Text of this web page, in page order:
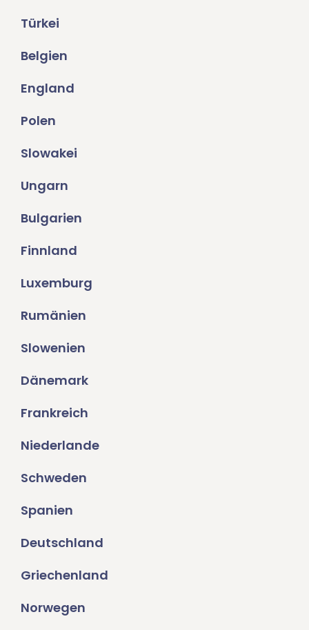
Türkei
Belgien
England
Polen
Slowakei
Ungarn
Bulgarien
Finnland
Luxemburg
Rumänien
Slowenien
Dänemark
Frankreich
Niederlande
Schweden
Spanien
Deutschland
Griechenland
Norwegen